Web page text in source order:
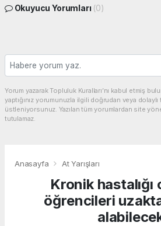
Okuyucu Yorumları (0)
Yorum yazarak Topluluk Kuralları’nı kabul etmiş
yaptığınız yorumunuzla ilgili doğrudan veya
üstleniyorsunuz. Yazılan tüm yorumlardan site
tutulamaz.
Anasayfa At Yarışları
Kronik hastalığı
öğrencileri